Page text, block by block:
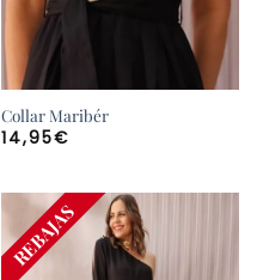
Collar Maribér
14,95€
¡AGOTADO!
REBAJAS